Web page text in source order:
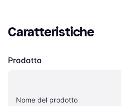
Caratteristiche
Prodotto
Nome del prodotto